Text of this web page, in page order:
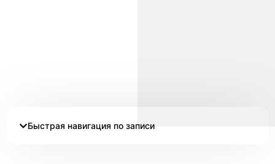
Быстрая навигация по записи